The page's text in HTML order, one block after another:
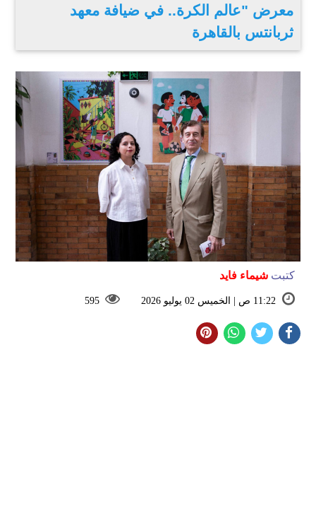
معرض "عالم الكرة.. في ضيافة معهد
ثربانتس بالقاهرة
كتبت شيماء فايد
11:22 ص | الخميس 02 يوليو 2026 595